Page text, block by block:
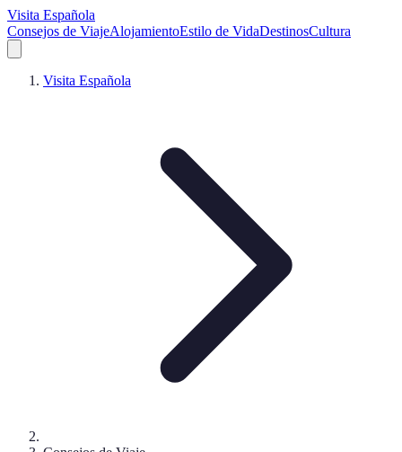
Visita Española
Consejos de ViajeAlojamientoEstilo de VidaDestinosCultura
Visita Española